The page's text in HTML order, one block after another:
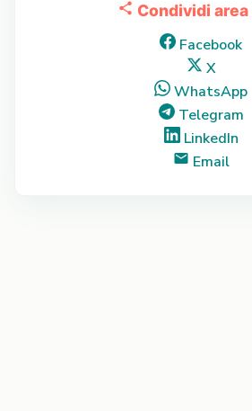
Condividi area
Facebook
X
WhatsApp
Telegram
LinkedIn
Email